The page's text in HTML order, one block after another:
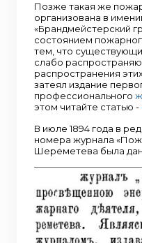
Позже такая же
организована в
«Брандмейстерский
состоянием
тем, что
слабо
распространения
затеял издание
профессионального
этом читайте статью -
В июле 1894 года в
номера журнала
Шереметева была